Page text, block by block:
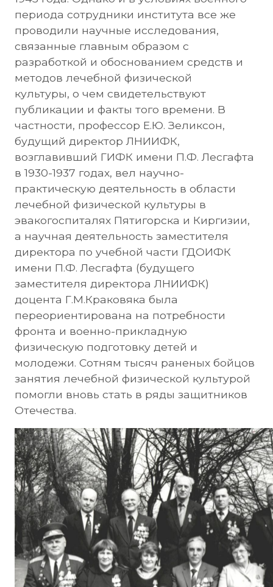
периода сотрудники института все же
проводили научные исследования,
связанные главным образом с
разработкой и обоснованием средств и
методов лечебной физической
культуры, о чем свидетельствуют
публикации и факты того времени. В
частности, профессор Е.Ю. Зеликсон,
будущий директор ЛНИИФК,
возглавивший ГИФК имени П.Ф. Лесгафта
в 1930-1937 годах, вел научно-
практическую деятельность в области
лечебной физической культуры в
эвакогоспиталях Пятигорска и Киргизии,
а научная деятельность заместителя
директора по учебной части ГДОИФК
имени П.Ф. Лесгафта (будущего
заместителя директора ЛНИИФК)
доцента Г.М.Краковяка была
переориентирована на потребности
фронта и военно-прикладную
физическую подготовку детей и
молодежи. Сотням тысяч раненых бойцов
занятия лечебной физической культурой
помогли вновь стать в ряды защитников
Отечества.